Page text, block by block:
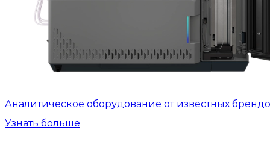
Аналитическое оборудование от известных
Узнать больше